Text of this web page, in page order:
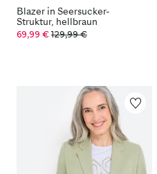
Blazer in Seersucker-
Struktur, hellbraun
69,99 € 129,99 €